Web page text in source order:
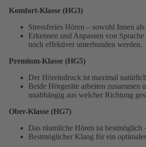
Komfort-Klasse (HG3)
Stressfreies Hören – sowohl Innen
Erkennen und Anpassen von
noch effektiver unterbunden werden.
Premium-Klasse (HG5)
Der Höreindruck ist maximal
Beide Hörgeräte arbeiten zusammen
unabhängig aus welcher Richtung
Ober-Klasse (HG7)
Das räumliche Hören ist
Bestmöglicher Klang für ein